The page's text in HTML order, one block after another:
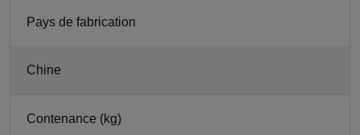
Pays de fabrication
Chine
Contenance (kg)